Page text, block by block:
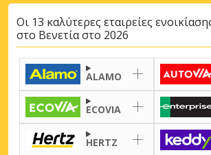
Σύνδεση με eLink
Οι 13 καλύτερες εταιρείες
στο Βενετία στο 2026
ALAMO
ECOVIA
HERTZ